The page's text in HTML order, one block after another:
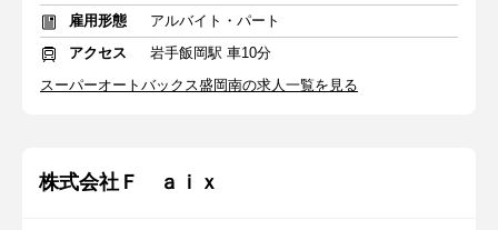
雇用形態
アルバイト・パート
アクセス
岩手飯岡駅 車10分
スーパーオートバックス盛岡南の求人一覧を見る
株式会社Ｆ ａｉｘ